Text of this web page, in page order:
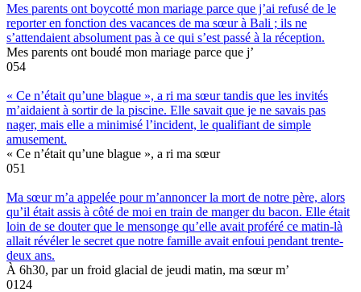
Mes parents ont boycotté mon mariage parce que j’ai refusé de le
reporter en fonction des vacances de ma sœur à Bali ; ils ne
s’attendaient absolument pas à ce qui s’est passé à la réception.
Mes parents ont boudé mon mariage parce que j’
054
« Ce n’était qu’une blague », a ri ma sœur tandis que les invités
m’aidaient à sortir de la piscine. Elle savait que je ne savais pas
nager, mais elle a minimisé l’incident, le qualifiant de simple
amusement.
« Ce n’était qu’une blague », a ri ma sœur
051
Ma sœur m’a appelée pour m’annoncer la mort de notre père, alors
qu’il était assis à côté de moi en train de manger du bacon. Elle était
loin de se douter que le mensonge qu’elle avait proféré ce matin-là
allait révéler le secret que notre famille avait enfoui pendant trente-
deux ans.
À 6h30, par un froid glacial de jeudi matin, ma sœur m’
0124